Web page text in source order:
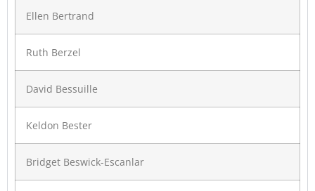
Ellen Bertrand
Ruth Berzel
David Bessuille
Keldon Bester
Bridget Beswick-Escanlar